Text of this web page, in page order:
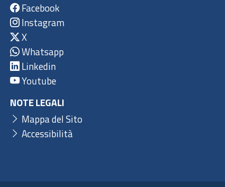
Facebook
Instagram
X
Whatsapp
Linkedin
Youtube
NOTE LEGALI
Mappa del Sito
Accessibilità